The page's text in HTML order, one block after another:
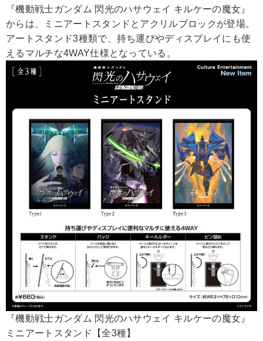
『機動戦士ガンダム 閃光のハサウェイ キルケーの魔女』
からは、ミニアートスタンドとアクリルブロックが登場。
アートスタンド3種類で、持ち運びやディスプレイにも使
えるマルチな4WAY仕様となっている。
『機動戦士ガンダム 閃光のハサウェイ キルケーの魔女』
ミニアートスタンド【全3種】